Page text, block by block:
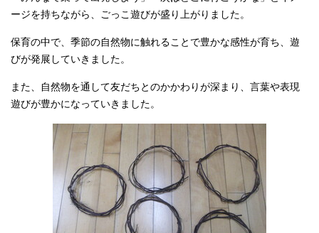
ージを持ちながら、ごっこ遊びが盛り上がりました。
保育の中で、季節の自然物に触れることで豊かな感性が育ち、遊
びが発展していきました。
また、自然物を通して友だちとのかかわりが深まり、言葉や表現
遊びが豊かになっていきました。